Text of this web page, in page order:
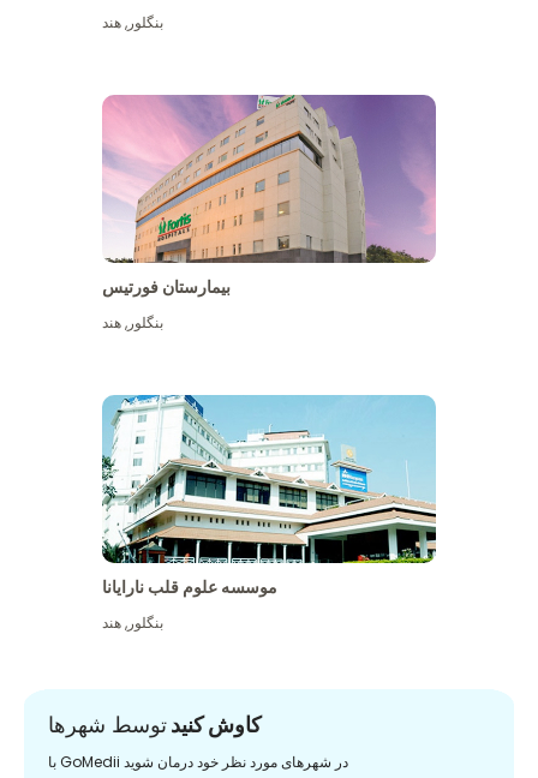
بنگلور,هند
بیمارستان فورتیس
بنگلور,هند
موسسه علوم قلب نارایانا
بنگلور,هند
کاوش کنیدتوسط شهرها
با GoMedii در شهرهای مورد نظر خود درمان شوید